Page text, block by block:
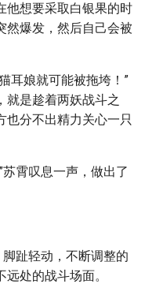
他想要采取白银果的时
然爆发，然后自己会被
耳娘就可能被拖垮！”
就是趁着两妖战斗之
也分不出精力关心一只
霄叹息一声，做出了
趾轻动，不断调整的
处的战斗场面。